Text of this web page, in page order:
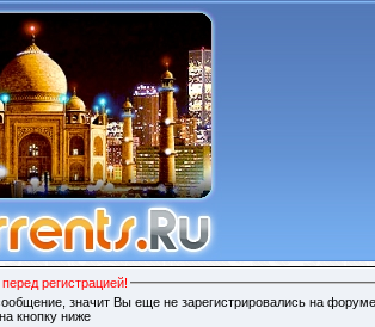
регистрацией!
значит Вы еще не зарегистрировались на
кнопку ниже